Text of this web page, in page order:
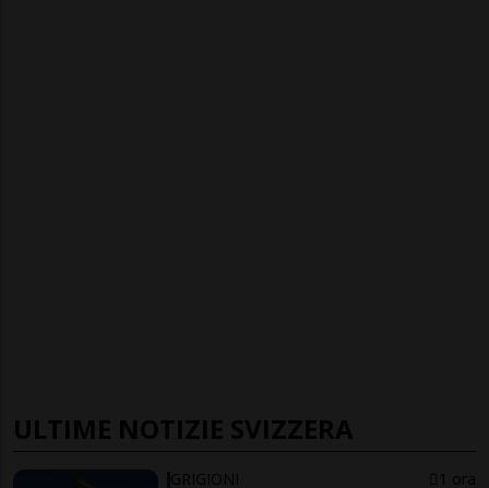
ULTIME NOTIZIE SVIZZERA
GRIGIONI 1 ora